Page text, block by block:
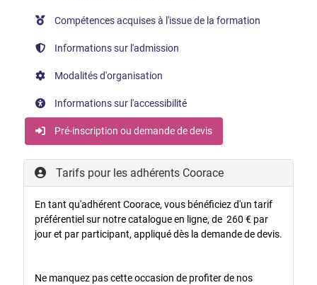
Compétences acquises à l'issue de la formation
Informations sur l'admission
Modalités d'organisation
Informations sur l'accessibilité
Pré-inscription ou demande de devis
Tarifs pour les adhérents Coorace
En tant qu'adhérent Coorace, vous bénéficiez d'un tarif
préférentiel sur notre catalogue en ligne, de 260 € par
jour et par participant, appliqué dès la demande de devis.
Ne manquez pas cette occasion de profiter de nos